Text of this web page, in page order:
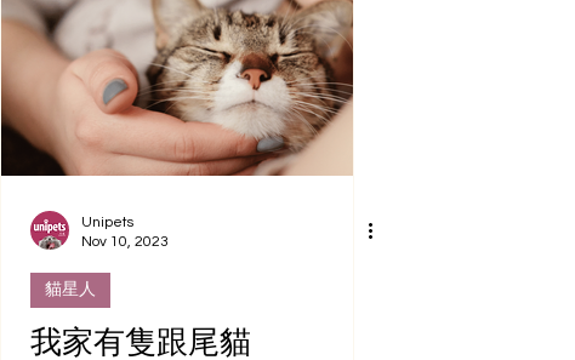
Unipets
Nov 10, 2023
貓星人
我家有隻跟尾貓